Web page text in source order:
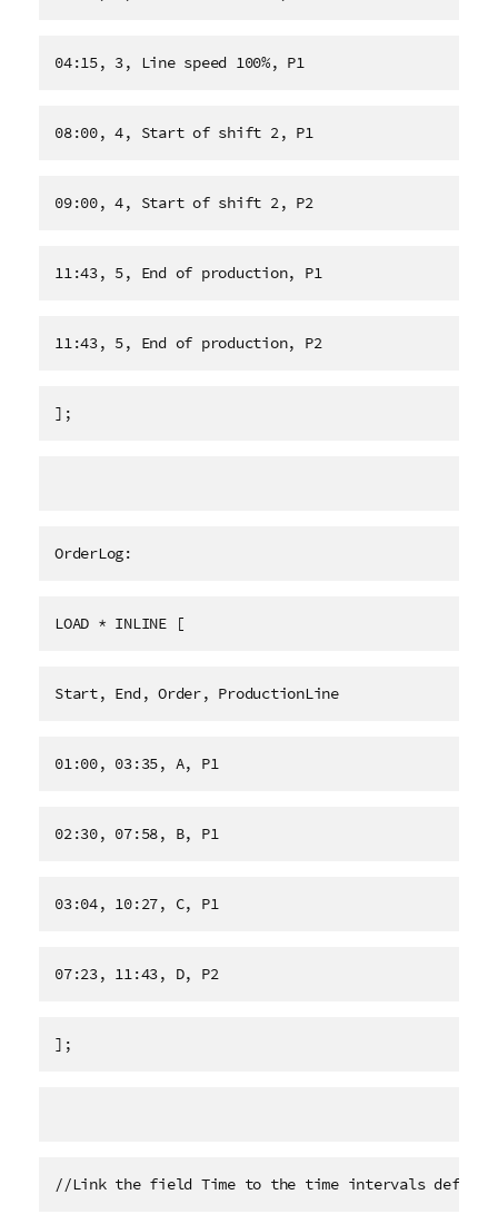
04:15, 3, Line speed 100%, P1
08:00, 4, Start of shift 2, P1
09:00, 4, Start of shift 2, P2
11:43, 5, End of production, P1
11:43, 5, End of production, P2
];
OrderLog:
LOAD * INLINE [
Start, End, Order, ProductionLine
01:00, 03:35, A, P1
02:30, 07:58, B, P1
03:04, 10:27, C, P1
07:23, 11:43, D, P2
];
//Link the field Time to the time intervals defined